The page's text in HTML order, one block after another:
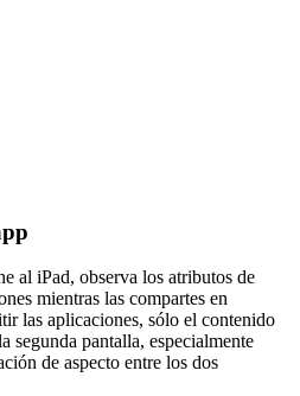
al iPad, observa los atributos de
mientras las compartes en
las aplicaciones, sólo el contenido
segunda pantalla, especialmente
de aspecto entre los dos